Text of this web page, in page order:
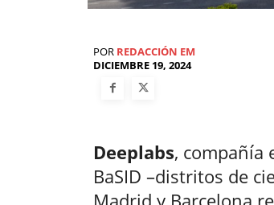
POR REDACCIÓN EM
DICIEMBRE 19, 2024
Deeplabs, compañía
BaSID –distritos de